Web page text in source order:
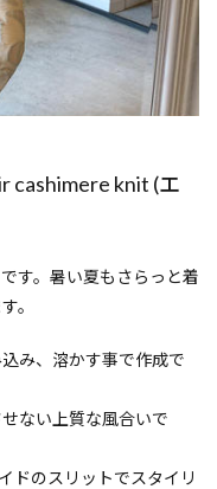
cashimere knit (エ
す。暑い夏もさらっと着
。
み、溶かす事で作成で
ない上質な風合いで
ドのスリットでスタイリ